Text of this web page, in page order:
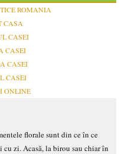
ROMANIA
CASA
CASEI
CASEI
CASEI
CASEI
ONLINE
florale sunt din ce în ce
zi. Acasă, la birou sau chiar în